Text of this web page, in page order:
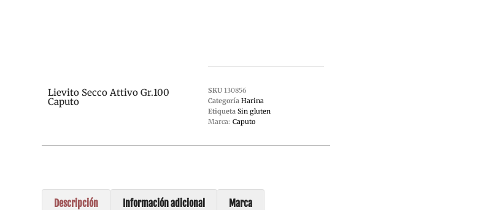
Lievito Secco Attivo Gr.100
Caputo
SKU 130856
Categoría Harina
Etiqueta Sin gluten
Marca: Caputo
Descripción Información adicional Marca